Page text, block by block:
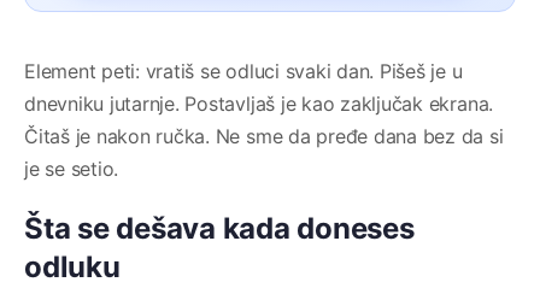
Element peti: vratiš se odluci svaki dan. Pišeš je u
dnevniku jutarnje. Postavljaš je kao zaključak ekrana.
Čitaš je nakon ručka. Ne sme da pređe dana bez da si
je se setio.
Šta se dešava kada doneses
odluku